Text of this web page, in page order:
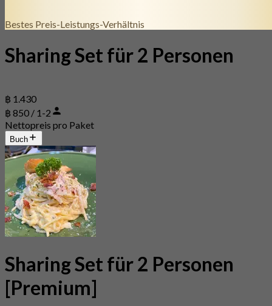
Bestes Preis-Leistungs-Verhältnis
Sharing Set für 2 Personen
฿ 1.430
฿ 850 / 1-2
Nettopreis pro Paket
Buch
Sharing Set für 2 Personen
[Premium]